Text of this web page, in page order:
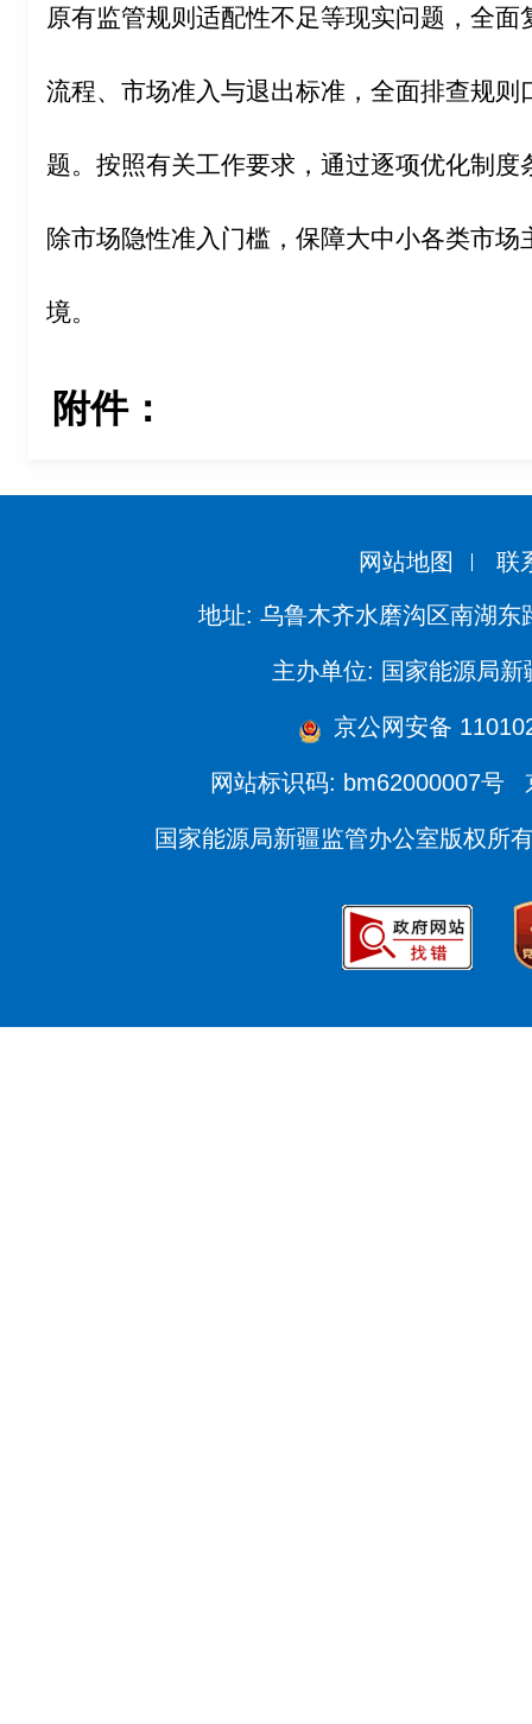
原有监管规则适配性不足等现实问题，全
流程、市场准入与退出标准，全面排查规
题。按照有关工作要求，通过逐项优化制
除市场隐性准入门槛，保障大中小各类市
境。
附件：
网站地图 联
地址: 乌鲁木齐水磨沟区南湖东
主办单位: 国家能源局新
京公网安备
网站标识码: bm62000007号
国家能源局新疆监管办公室版权所